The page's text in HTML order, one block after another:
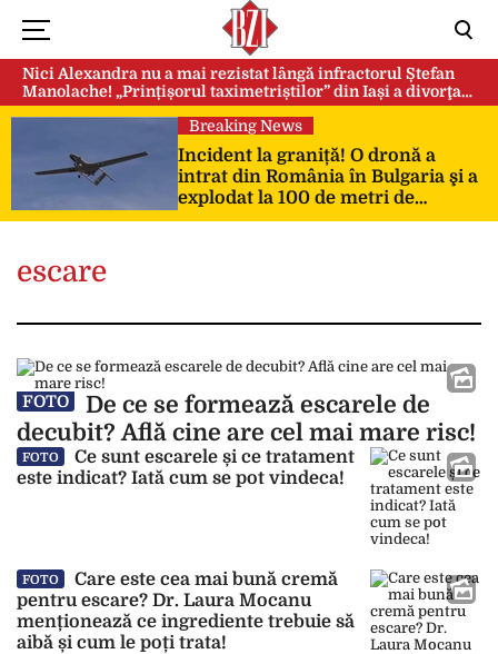
Nici Alexandra nu a mai rezistat lângă infractorul Ștefan
Manolache! „Prințișorul taximetriștilor” din Iași a divorţat
după doi ani de căsnicie
Breaking News
Incident la graniță! O dronă a
intrat din România în Bulgaria şi a
explodat la 100 de metri de
frontieră
escare
FOTO
De ce se formează escarele de
decubit? Află cine are cel mai mare risc!
FOTO
Ce sunt escarele și ce tratament
este indicat? Iată cum se pot vindeca!
FOTO
Care este cea mai bună cremă
pentru escare? Dr. Laura Mocanu
menționează ce ingrediente trebuie să
aibă și cum le poți trata!